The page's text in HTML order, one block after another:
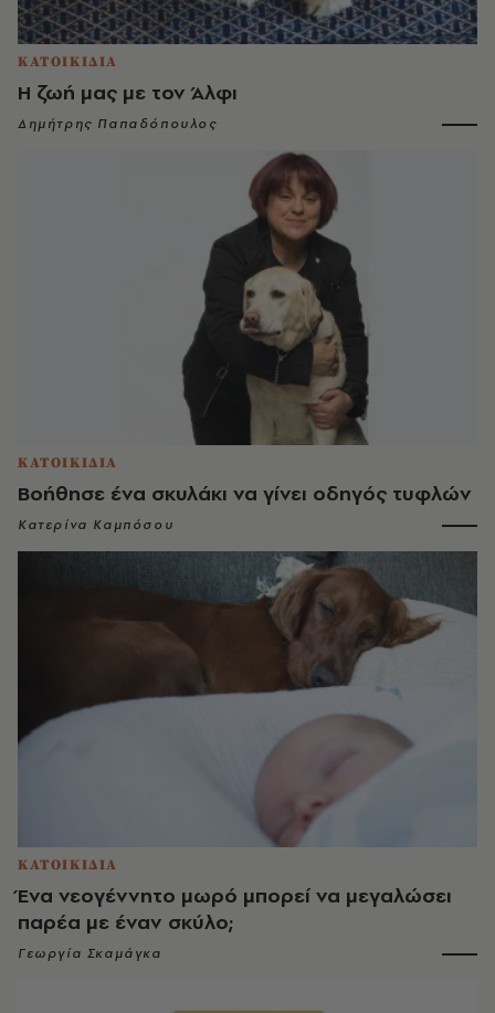
ΚΑΤΟΙΚΙΔΙΑ
Η ζωή μας με τον Άλφι
Δημήτρης Παπαδόπουλος
ΚΑΤΟΙΚΙΔΙΑ
Βοήθησε ένα σκυλάκι να γίνει οδηγός τυφλών
Κατερίνα Καμπόσου
ΚΑΤΟΙΚΙΔΙΑ
Ένα νεογέννητο μωρό μπορεί να μεγαλώσει
παρέα με έναν σκύλο;
Γεωργία Σκαμάγκα